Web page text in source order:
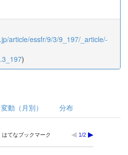
article/essfr/9/3/9_197/_article/-
)
変動（月別） 分布
はてなブックマーク 1/2